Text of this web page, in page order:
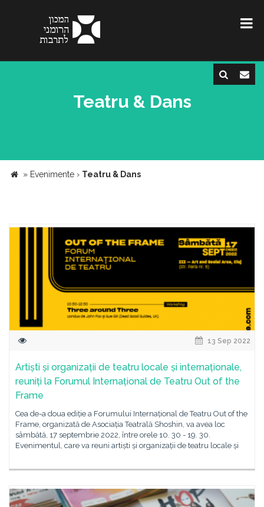
Teatru & Dans
» Evenimente › Teatru & Dans
13 Sep 2022
Artiști și organizații de teatru locale și internaționale,
reuniți la Forumul Internațional de Teatru Out of the
Frame
Cea de-a doua ediție a Forumului Internațional de Teatru Out of the
Frame, organizată de Asociația Teatrală Shoshin, va avea loc
sâmbătă, 17 septembrie 2022, între orele 10. 30 - 19. 30.
Evenimentul, care va reuni artiști și organizații de teatru locale și